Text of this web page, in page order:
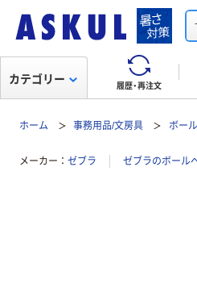
履歴・再注文
カテゴリー
ホーム 事務用品/文房具 ボー
メーカー ゼブラ ゼブラのボール